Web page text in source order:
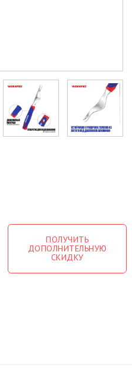
ПОЛУЧИТЬ
ДОПОЛНИТЕЛЬНУЮ
СКИДКУ